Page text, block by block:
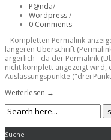
P@nda/
Wordpress/
0 Comments
Kompletten Permalink
längeren Überschrift
ärgerlich - da der Permalink
nicht komplett angezeigt
Auslassungspunkte ("drei
Weiterlesen →
Suche